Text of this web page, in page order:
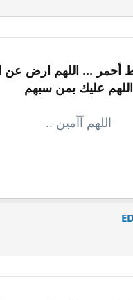
أحمر ... اللهم ارض عن
اللهم عليك بمن سبهم
اللهم آآمين ..